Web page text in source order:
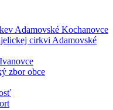
Adamovské Kochanovce
cirkvi Adamovské
zbor obce